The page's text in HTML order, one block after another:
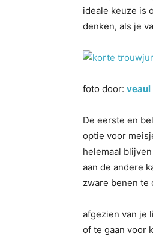
ideale keuze is
denken, als je
foto door: veaul
De eerste en
optie voor
helemaal
aan de andere
zware benen te
afgezien van je
of te gaan voor